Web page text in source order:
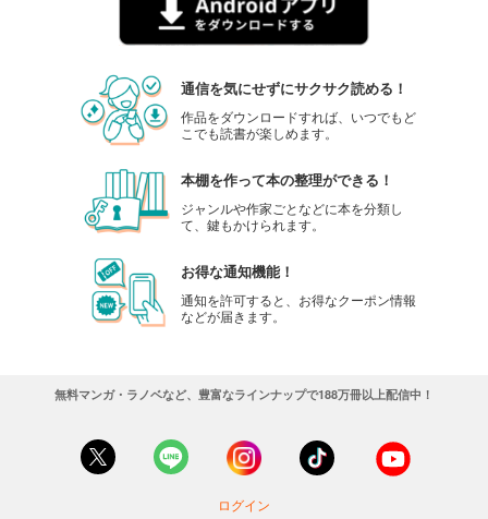
通信を気にせずにサクサク読める！
作品をダウンロードすれば、いつでもど
こでも読書が楽しめます。
本棚を作って本の整理ができる！
ジャンルや作家ごとなどに本を分類し
て、鍵もかけられます。
お得な通知機能！
通知を許可すると、お得なクーポン情報
などが届きます。
無料マンガ・ラノベなど、豊富なラインナップで188万冊以上配信中！
ログイン